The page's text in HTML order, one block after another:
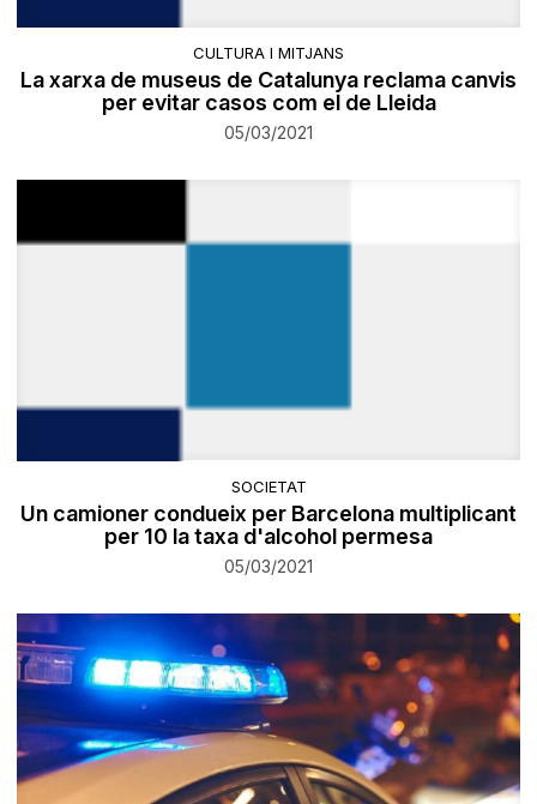
CULTURA I MITJANS
La xarxa de museus de Catalunya reclama canvis
per evitar casos com el de Lleida
05/03/2021
SOCIETAT
Un camioner condueix per Barcelona multiplicant
per 10 la taxa d'alcohol permesa
05/03/2021